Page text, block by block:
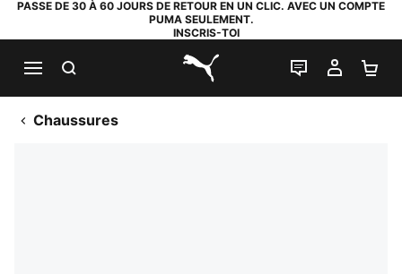
PASSE DE 30 À 60 JOURS DE RETOUR EN UN CLIC. AVEC UN COMPTE
PUMA SEULEMENT.
INSCRIS-TOI
PUMA.com
LIVE CHAT
MON
Chaussures